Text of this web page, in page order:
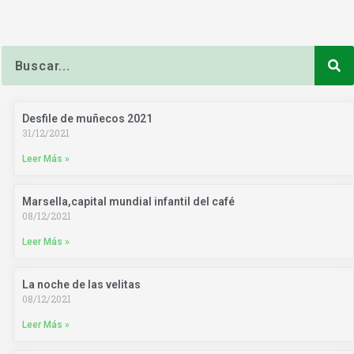
Desfile de muñecos 2021
31/12/2021
Leer Más »
Marsella,capital mundial infantil del café
08/12/2021
Leer Más »
La noche de las velitas
08/12/2021
Leer Más »